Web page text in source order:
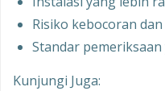
Risiko kebocoran
Standar
Kunjungi Juga: